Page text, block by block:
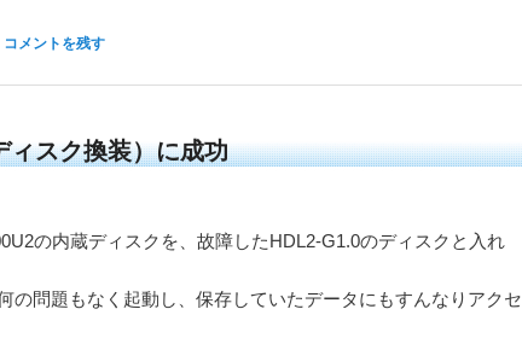
コメントを残す
ィスク換装）に成功
の内蔵ディスクを、故障したHDL2-G1.0のディスクと入れ
の問題もなく起動し、保存していたデータにもすんなりアクセ